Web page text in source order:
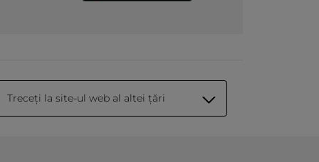
Treceți la site-ul web al altei țări